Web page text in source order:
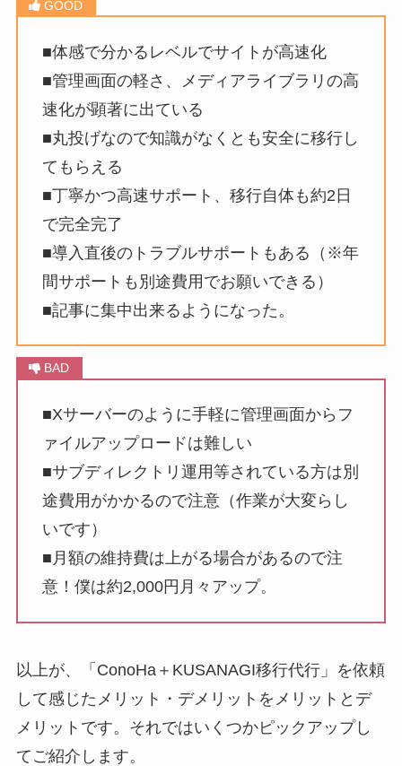
■体感で分かるレベルでサイトが高速化
■管理画面の軽さ、メディアライブラリの高
速化が顕著に出ている
■丸投げなので知識がなくとも安全に移行し
てもらえる
■丁寧かつ高速サポート、移行自体も約2日
で完全完了
■導入直後のトラブルサポートもある（※年
間サポートも別途費用でお願いできる）
■記事に集中出来るようになった。
■Xサーバーのように手軽に管理画面からフ
ァイルアップロードは難しい
■サブディレクトリ運用等されている方は別
途費用がかかるので注意（作業が大変らし
いです）
■月額の維持費は上がる場合があるので注
意！僕は約2,000円月々アップ。
以上が、「ConoHa＋KUSANAGI移行代行」を依頼
して感じたメリット・デメリットをメリットとデ
メリットです。それではいくつかピックアップし
てご紹介します。